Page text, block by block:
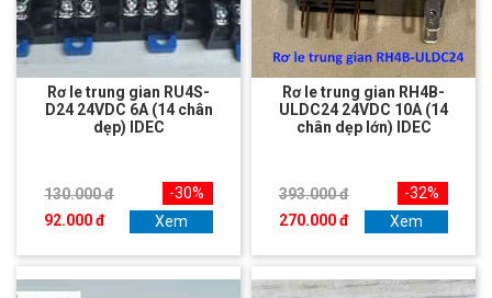
Rơ le trung gian RU4S-
D24 24VDC 6A (14 chân
dẹp) IDEC
130.000 đ
92.000 đ
-30%
Xem
Rơ le trung gian RH4B-
ULDC24 24VDC 10A (14
chân dẹp lớn) IDEC
393.000 đ
270.000 đ
-32%
Xem